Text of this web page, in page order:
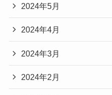
2024年5月
2024年4月
2024年3月
2024年2月